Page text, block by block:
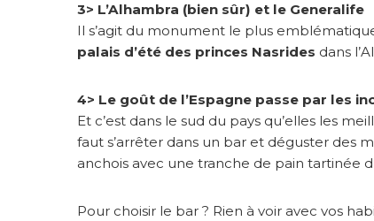
3> L’Alhambra (bien sûr) et le Generalife
Il s’agit du monument le plus
palais d’été des princes Nasrides dans
4> Le goût de l’Espagne passe par les
Et c’est dans le sud du pays qu’elles les
faut s’arrêter dans un bar et déguster des
anchois avec une tranche de pain tartinée
Pour choisir le bar ? Rien à voir avec vos